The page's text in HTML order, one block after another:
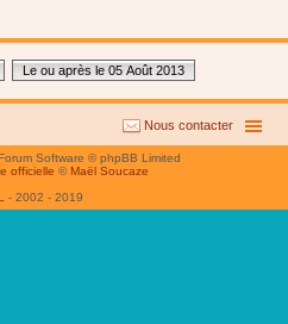
Le ou après le 05 Août 2013
Nous contacter
Software © phpBB Limited
officielle © Maël Soucaze
- 2002 - 2019